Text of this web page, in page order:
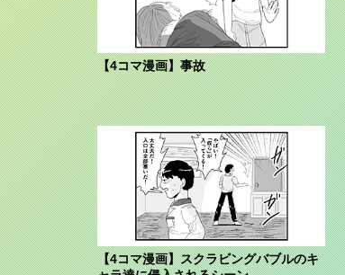
【4コマ漫画】事故
【4コマ漫画】スクラビングバブルのキ